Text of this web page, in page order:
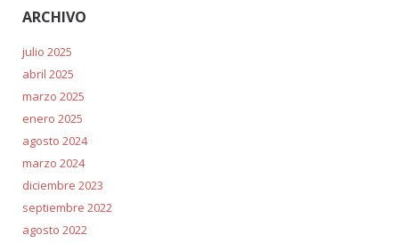
ARCHIVO
julio 2025
abril 2025
marzo 2025
enero 2025
agosto 2024
marzo 2024
diciembre 2023
septiembre 2022
agosto 2022